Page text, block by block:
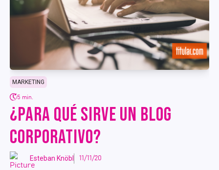
MARKETING
5 min.
¿PARA QUÉ SIRVE UN BLOG
CORPORATIVO?
Esteban Knöbl 11/11/20